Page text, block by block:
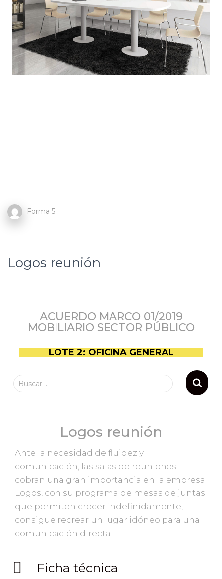
Forma 5
Logos reunión
ACUERDO MARCO 01/2019
MOBILIARIO SECTOR PÚBLICO
LOTE 2: OFICINA GENERAL
Buscar …
Logos reunión
Ante la necesidad de fluidez y
comunicación, las salas de reuniones
cobran una gran importancia en la empresa.
Logos, con su programa de mesas de juntas
que permiten crecer indefinidamente,
consigue recrear un lugar idóneo para una
comunicación directa.
Ficha técnica